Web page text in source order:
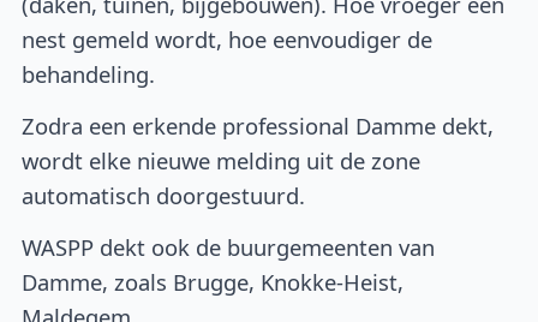
nest gemeld wordt, hoe eenvoudiger de
behandeling.
Zodra een erkende professional Damme dekt,
wordt elke nieuwe melding uit de zone
automatisch doorgestuurd.
WASPP dekt ook de buurgemeenten van
Damme, zoals Brugge, Knokke-Heist,